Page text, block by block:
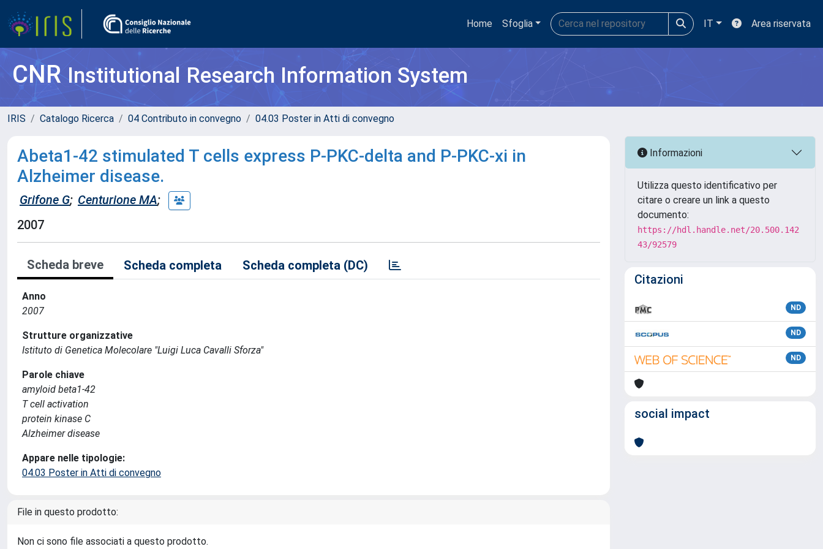
Home Sfoglia IT Area riservata
CNRInstitutional Research Information System
IRIS Catalogo Ricerca 04 Contributo in convegno 04.03 Poster in Atti di convegno
Abeta1-42 stimulated T cells express P-PKC-delta and P-PKC-xi in
Alzheimer disease.
Grifone G; Centurione MA;
2007
Scheda breve Scheda completa Scheda completa (DC)
Anno
2007
Strutture organizzative
Istituto di Genetica Molecolare "Luigi Luca Cavalli Sforza"
Parole chiave
amyloid beta1-42
T cell activation
protein kinase C
Alzheimer disease
Appare nelle tipologie:
04.03 Poster in Atti di convegno
File in questo prodotto:
Non ci sono file associati a questo prodotto.
Informazioni
Utilizza questo identificativo per
citare o creare un link a questo
documento:
https://hdl.handle.net/20.500.142
43/92579
Citazioni
ND
ND
ND
social impact